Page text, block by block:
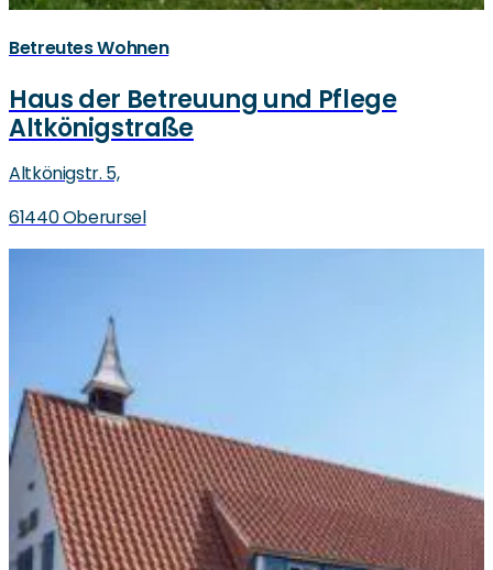
Betreutes Wohnen
Haus der Betreuung und Pflege
Altkönigstraße
Altkönigstr. 5,
61440 Oberursel